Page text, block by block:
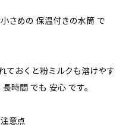
さめの 保温付きの水筒 で
ておくと粉ミルクも溶けやす
時間 でも 安心 です。
意点